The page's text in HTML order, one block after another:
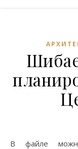
В файле можно найти данные о городском